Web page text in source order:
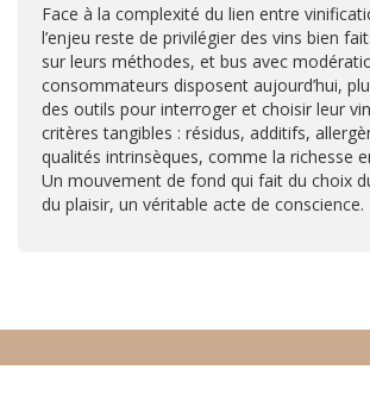
Face à la complexité du lien entre
l’enjeu reste de privilégier des vins bien
sur leurs méthodes, et bus avec
consommateurs disposent aujourd’hui,
des outils pour interroger et choisir leur
critères tangibles : résidus, additifs,
qualités intrinsèques, comme la richesse
Un mouvement de fond qui fait du choix
du plaisir, un véritable acte de conscience.